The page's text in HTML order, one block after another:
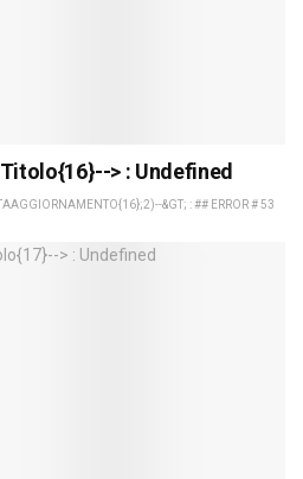
> : Undefined
&GT; : ## ERROR # 53